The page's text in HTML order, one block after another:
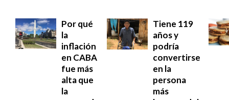
Por qué
la
inflación
en CABA
fue más
alta que
la
Tiene 119
años y
podría
convertirse
en la
persona
más